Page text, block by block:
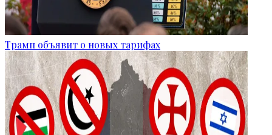
Трамп объявит о новых тарифах